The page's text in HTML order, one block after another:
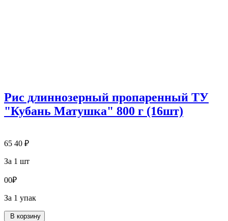
Рис длиннозерный пропаренный ТУ
"Кубань Матушка" 800 г (16шт)
65 40 ₽
За 1 шт
00₽
За 1 упак
В корзину